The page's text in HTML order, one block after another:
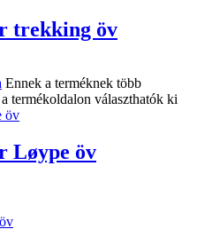
trekking öv
Ennek a terméknek több
termékoldalon választhatók ki
Løype öv